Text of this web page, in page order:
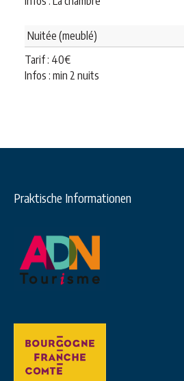
Nuitée (meublé)
Tarif : 40€
Infos : min 2 nuits
Praktische Informationen